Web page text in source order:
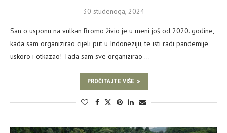
30 studenoga, 2024
San o usponu na vulkan Bromo živio je u meni još od 2020. godine,
kada sam organizirao cijeli put u Indoneziju, te isti radi pandemije
uskoro i otkazao! Tada sam sve organizirao …
PROČITAJTE VIŠE